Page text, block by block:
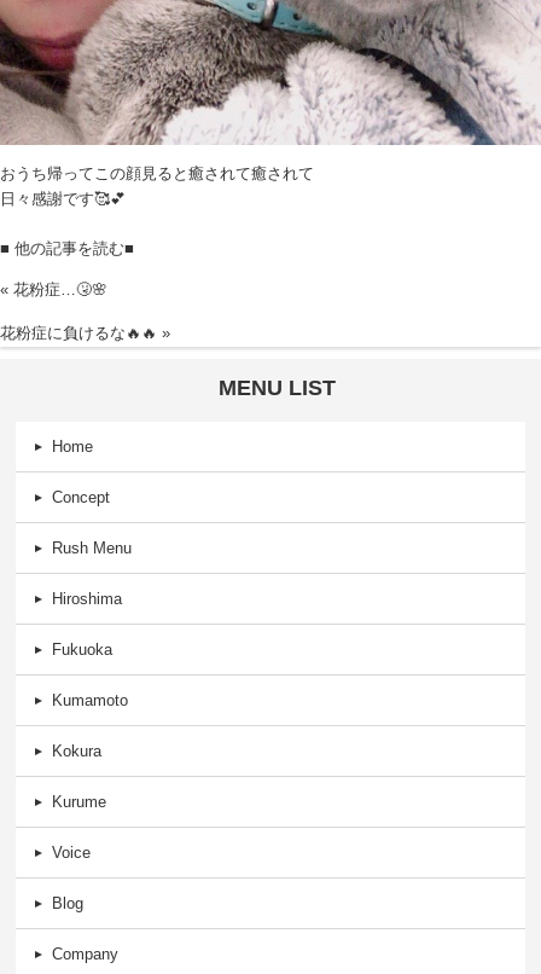
おうち帰ってこの顔見ると癒されて癒されて
日々感謝です🥰💕
■ 他の記事を読む■
« 花粉症…🤧🌸
花粉症に負けるな🔥🔥 »
MENU LIST
Home
Concept
Rush Menu
Hiroshima
Fukuoka
Kumamoto
Kokura
Kurume
Voice
Blog
Company